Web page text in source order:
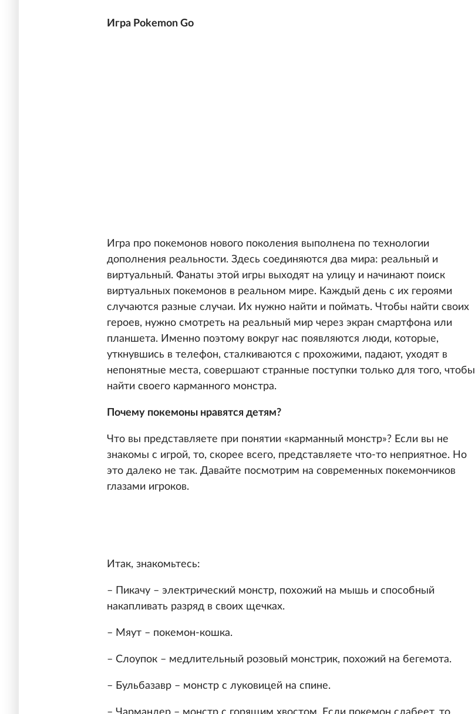
Игра Pokemon Go
Игра про покемонов нового поколения выполнена по технологии
дополнения реальности. Здесь соединяются два мира: реальный и
виртуальный. Фанаты этой игры выходят на улицу и начинают поиск
виртуальных покемонов в реальном мире. Каждый день с их героями
случаются разные случаи. Их нужно найти и поймать. Чтобы найти своих
героев, нужно смотреть на реальный мир через экран смартфона или
планшета. Именно поэтому вокруг нас появляются люди, которые,
уткнувшись в телефон, сталкиваются с прохожими, падают, уходят в
непонятные места, совершают странные поступки только для того, чтобы
найти своего карманного монстра.
Почему покемоны нравятся детям?
Что вы представляете при понятии «карманный монстр»? Если вы не
знакомы с игрой, то, скорее всего, представляете что-то неприятное. Но
это далеко не так. Давайте посмотрим на современных покемончиков
глазами игроков.
Итак, знакомьтесь:
– Пикачу – электрический монстр, похожий на мышь и способный
накапливать разряд в своих щечках.
– Мяут – покемон-кошка.
– Слоупок – медлительный розовый монстрик, похожий на бегемота.
– Бульбазавр – монстр с луковицей на спине.